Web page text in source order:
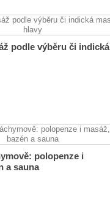
podle výběru či indická
polopenze i
a sauna